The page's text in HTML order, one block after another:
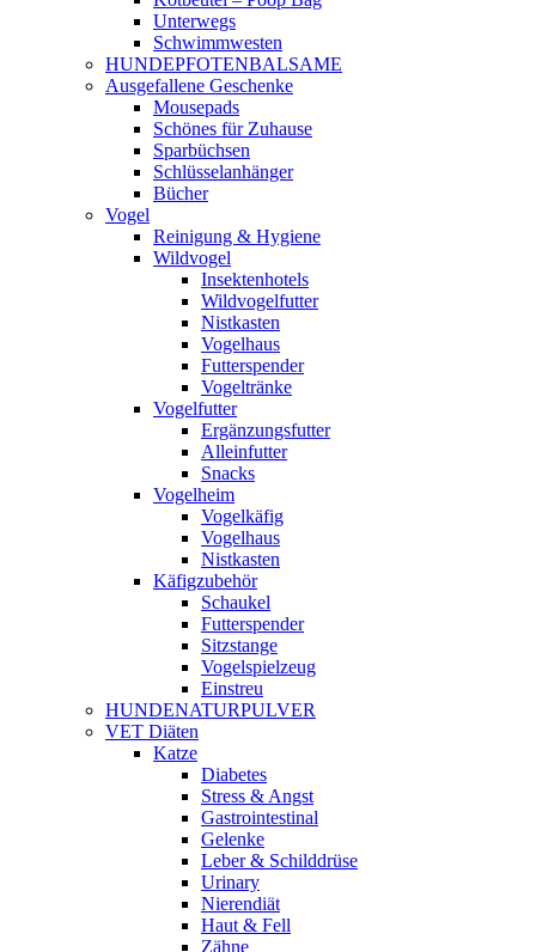
Unterwegs
Schwimmwesten
HUNDEPFOTENBALSAME
Ausgefallene Geschenke
Mousepads
Schönes für Zuhause
Sparbüchsen
Schlüsselanhänger
Bücher
Vogel
Reinigung & Hygiene
Wildvogel
Insektenhotels
Wildvogelfutter
Nistkasten
Vogelhaus
Futterspender
Vogeltränke
Vogelfutter
Ergänzungsfutter
Alleinfutter
Snacks
Vogelheim
Vogelkäfig
Vogelhaus
Nistkasten
Käfigzubehör
Schaukel
Futterspender
Sitzstange
Vogelspielzeug
Einstreu
HUNDENATURPULVER
VET Diäten
Katze
Diabetes
Stress & Angst
Gastrointestinal
Gelenke
Leber & Schilddrüse
Urinary
Nierendiät
Haut & Fell
Zähne